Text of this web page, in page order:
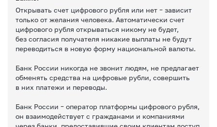
Открывать счет цифрового рубля или нет – зависит
только от желания человека. Автоматически счет
цифрового рубля открываться никому не будет,
без согласия получателя никакие выплаты не будут
переводиться в новую форму национальной валюты.
Банк России никогда не звонит людям, не предлагает
обменять средства на цифровые рубли, совершить
в них платежи и переводы.
Банк России – оператор платформы цифрового рубля,
он взаимодействует с гражданами и компаниями